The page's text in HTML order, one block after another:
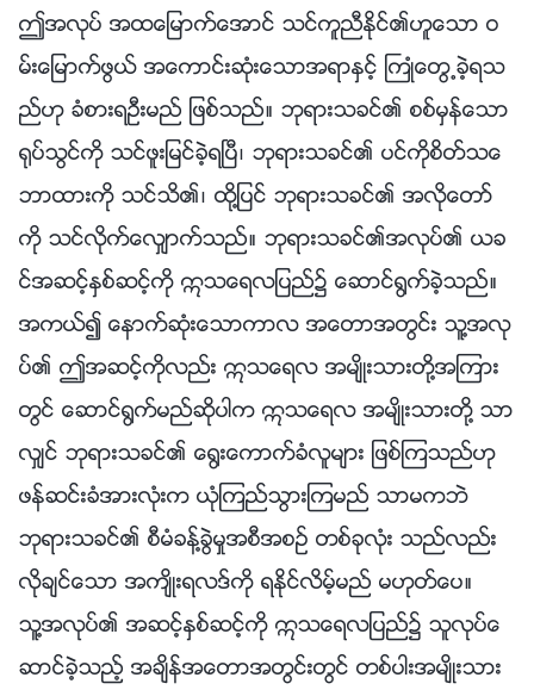
ဤအလုပ္ အထေျမာက္ေအာင္ သင္ကူညီႏိုင္၏ဟူေသာ ဝ
မ္းေျမာက္ဖြယ္ အေကာင္းဆုံးေသာအရာႏွင့္ ႀကဳံေတြ႕ခဲ့ရသ
ည္ဟု ခံစားရဦးမည္ ျဖစ္သည္။ ဘုရားသခင္၏ စစ္မွန္ေသာ
႐ုပ္သြင္ကို သင္ဖူးျမင္ခဲ့ရၿပီ၊ ဘုရားသခင္၏ ပင္ကိုစိတ္သေ
ဘာထားကို သင္သိ၏၊ ထို႔ျပင္ ဘုရားသခင္၏ အလိုေတာ္
ကို သင္လိုက္ေလွ်ာက္သည္။ ဘုရားသခင္၏အလုပ္၏ ယခ
င္အဆင့္ႏွစ္ဆင့္ကို ဣသေရလျပည္၌ ေဆာင္႐ြက္ခဲ့သည္။
အကယ္၍ ေနာက္ဆုံးေသာကာလ အေတာအတြင္း သူ႔အလု
ပ္၏ ဤအဆင့္ကိုလည္း ဣသေရလ အမ်ိဳးသားတို႔အၾကား
တြင္ ေဆာင္႐ြက္မည္ဆိုပါက ဣသေရလ အမ်ိဳးသားတို႔ သာ
လွ်င္ ဘုရားသခင္၏ ေ႐ြးေကာက္ခံလူမ်ား ျဖစ္ၾကသည္ဟု
ဖန္ဆင္းခံအားလုံးက ယုံၾကည္သြားၾကမည္ သာမကဘဲ
ဘုရားသခင္၏ စီမံခန္႔ခြဲမႈအစီအစဥ္ တစ္ခုလုံး သည္လည္း
လိုခ်င္ေသာ အက်ိဳးရလဒ္ကို ရႏိုင္လိမ့္မည္ မဟုတ္ေပ။
သူ႔အလုပ္၏ အဆင့္ႏွစ္ဆင့္ကို ဣသေရလျပည္၌ သူလုပ္ေ
ဆာင္ခဲ့သည့္ အခ်ိန္အေတာအတြင္းတြင္ တစ္ပါးအမ်ိဳးသား